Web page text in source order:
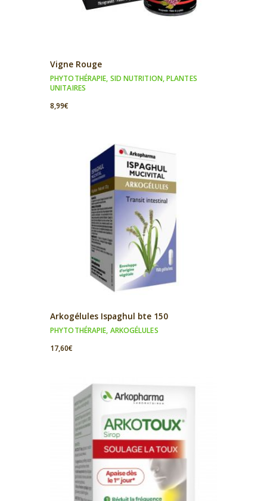
Vigne Rouge
PHYTOTHÉRAPIE, SID NUTRITION,PLANTES
UNITAIRES
8,99€
Arkogélules Ispaghul bte 150
PHYTOTHÉRAPIE, ARKOGÉLULES
17,60€